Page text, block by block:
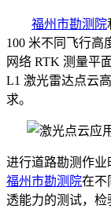
福州市勘测院
100 米不同飞行高
网络 RTK 测量平
L1 激光雷达点云
求。
进行道路勘测作业
福州市勘测院在不
透能力的测试，检